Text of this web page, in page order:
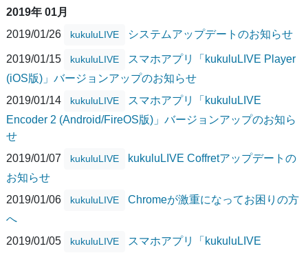
2019年 01月
2019/01/26
kukuluLIVE システムアップデートのお知らせ
2019/01/15 kukuluLIVE
スマホアプリ「kukuluLIVE Player
(iOS版)」バージョンアップのお知らせ
2019/01/14
kukuluLIVE
スマホアプリ「kukuluLIVE
Encoder 2 (Android/FireOS版)」バージョンアップのお知ら
せ
2019/01/07
kukuluLIVE
kukuluLIVE Coffretアップデートの
お知らせ
2019/01/06
kukuluLIVE
Chromeが激重になってお困りの方
へ
2019/01/05
kukuluLIVE
スマホアプリ「kukuluLIVE